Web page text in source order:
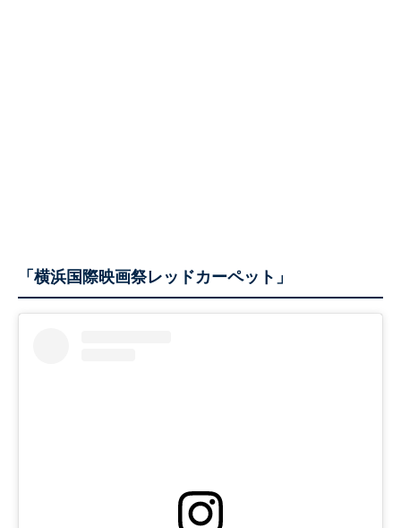
「横浜国際映画祭レッドカーペット」